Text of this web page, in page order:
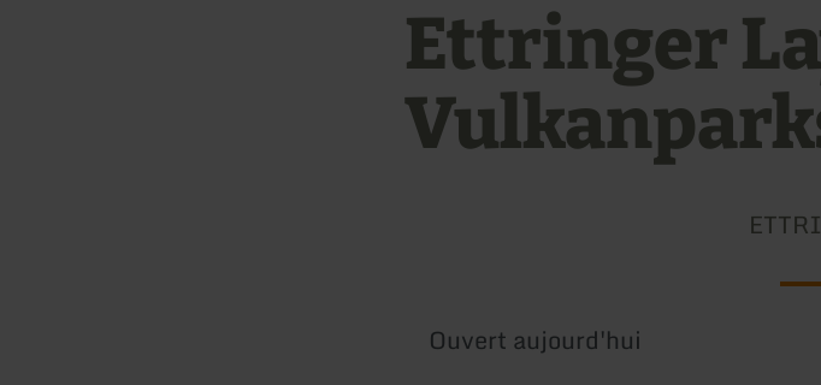
Ettringer
Ouvert aujourd'hui